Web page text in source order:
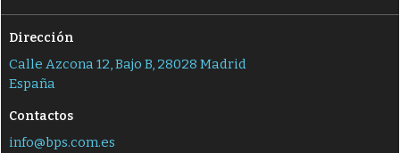
Dirección
Calle Azcona 12, Bajo B, 28028 Madrid
España
Contactos
info@bps.com.es